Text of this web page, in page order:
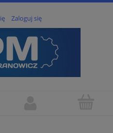
Zaloguj się